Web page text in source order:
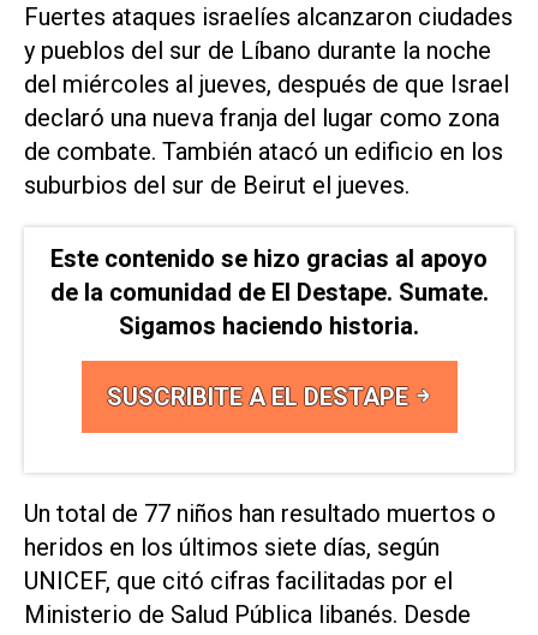
Fuertes ataques israelíes alcanzaron ciudades
y ​pueblos del sur ⁠de Líbano durante la noche
del miércoles ‌al jueves, después de que Israel
⁠declaró una nueva franja ⁠del lugar como zona
de combate. También atacó un edificio en los
suburbios del sur de Beirut ⁠el jueves.
Este contenido se hizo gracias al apoyo
de la comunidad de El Destape. Sumate.
Sigamos haciendo historia.
SUSCRIBITE A EL DESTAPE
Un total de 77 niños ​han resultado muertos o
heridos en ‌los últimos siete días, ‌según
UNICEF, que citó cifras facilitadas por ⁠el
Ministerio de Salud Pública libanés. Desde